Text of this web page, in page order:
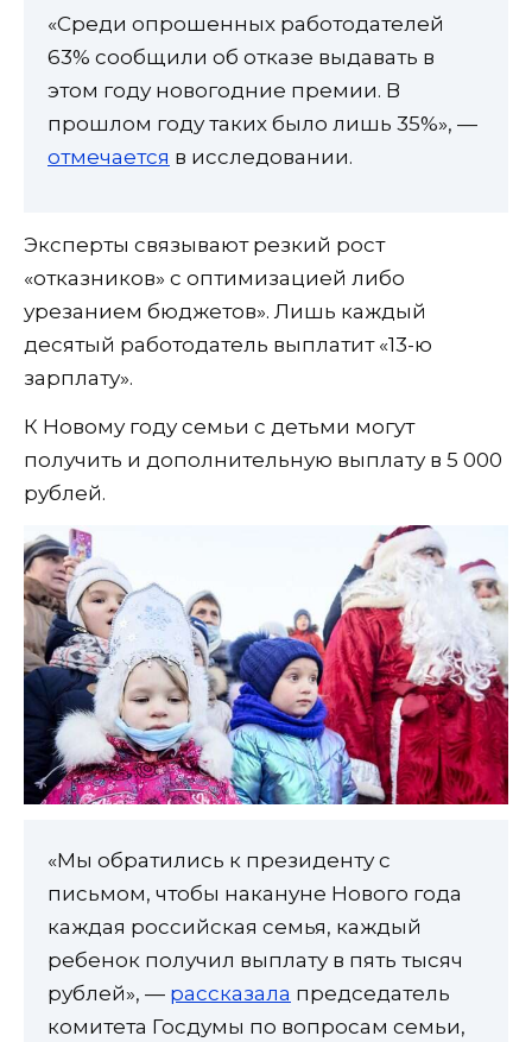
«Среди опрошенных работодателей
63% сообщили об отказе выдавать в
этом году новогодние премии. В
прошлом году таких было лишь 35%», —
отмечается в исследовании.
Эксперты связывают резкий рост
«отказников» с оптимизацией либо
урезанием бюджетов». Лишь каждый
десятый работодатель выплатит «13-ю
зарплату».
К Новому году семьи с детьми могут
получить и дополнительную выплату в 5 000
рублей.
«Мы обратились к президенту с
письмом, чтобы накануне Нового года
каждая российская семья, каждый
ребенок получил выплату в пять тысяч
рублей», — рассказала председатель
комитета Госдумы по вопросам семьи,